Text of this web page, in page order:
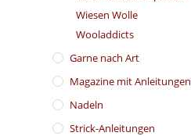
Wiesen Wolle
Wooladdicts
Garne nach Art
Magazine mit Anleitungen
Nadeln
Strick-Anleitungen